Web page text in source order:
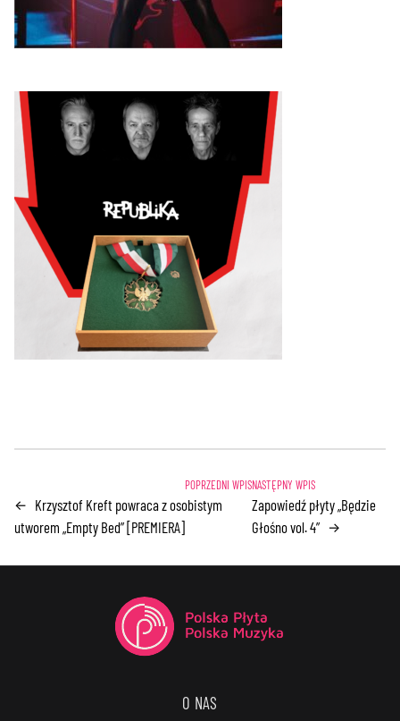
← Krzysztof Kreft powraca z osobistym
utworem „Empty Bed” [PREMIERA]
Zapowiedź płyty „Będzie
Głośno vol. 4” →
O NAS